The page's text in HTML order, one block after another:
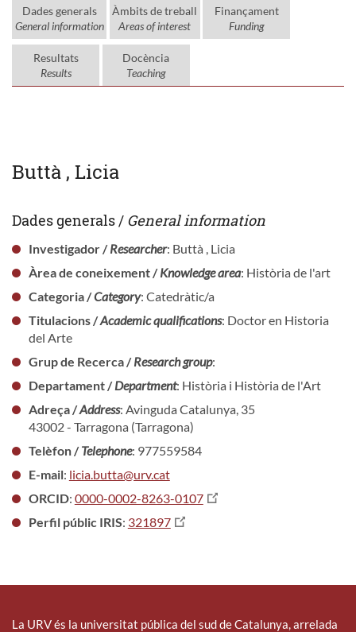
Dades generals
General information
Àmbits de treball
Areas of interest
Finançament
Funding
Resultats
Results
Docència
Teaching
Buttà , Licia
Dades generals / General information
Investigador /Researcher: Buttà , Licia
Àrea de coneixement /Knowledge area: Història de l'art
Categoria /Category: Catedràtic/a
Titulacions /Academic qualifications: Doctor en Historia
del Arte
Grup de Recerca /Research group:
Departament /Department: Història i Història de l'Art
Adreça /Address: Avinguda Catalunya, 35
43002 - Tarragona (Tarragona)
Telèfon /Telephone: 977559584
E-mail: licia.butta@urv.cat
ORCID: 0000-0002-8263-0107
Perfil públic IRIS: 321897
La URV és la universitat pública del sud de Catalunya, arrelada